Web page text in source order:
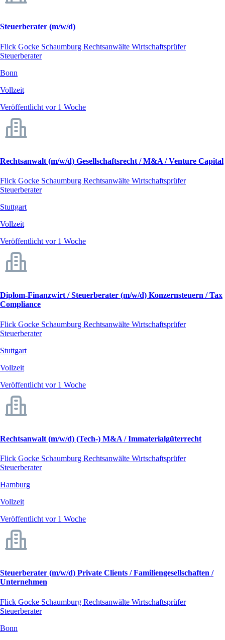
Steuerberater (m/w/d)
Flick Gocke Schaumburg Rechtsanwälte Wirtschaftsprüfer
Steuerberater
Bonn
Vollzeit
Veröffentlicht vor 1 Woche
Rechtsanwalt (m/w/d) Gesellschaftsrecht / M&A / Venture Capital
Flick Gocke Schaumburg Rechtsanwälte Wirtschaftsprüfer
Steuerberater
Stuttgart
Vollzeit
Veröffentlicht vor 1 Woche
Diplom-Finanzwirt / Steuerberater (m/w/d) Konzernsteuern / Tax
Compliance
Flick Gocke Schaumburg Rechtsanwälte Wirtschaftsprüfer
Steuerberater
Stuttgart
Vollzeit
Veröffentlicht vor 1 Woche
Rechtsanwalt (m/w/d) (Tech-) M&A / Immaterialgüterrecht
Flick Gocke Schaumburg Rechtsanwälte Wirtschaftsprüfer
Steuerberater
Hamburg
Vollzeit
Veröffentlicht vor 1 Woche
Steuerberater (m/w/d) Private Clients / Familiengesellschaften /
Unternehmen
Flick Gocke Schaumburg Rechtsanwälte Wirtschaftsprüfer
Steuerberater
Bonn